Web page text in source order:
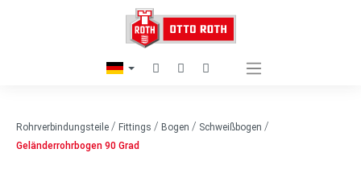
Rohrverbindungsteile / Fittings / Bogen / Schweißbogen /
Geländerrohrbogen 90 Grad